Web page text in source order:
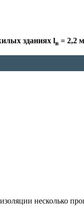
зданиях lв = 2,2
несколько